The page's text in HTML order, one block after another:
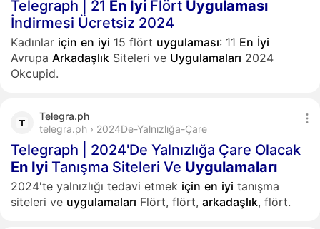
Telegraph | 21 En İyi Flört Uygulaması
İndirmesi Ücretsiz 2024
Kadınlar için en iyi 15 flört uygulaması: 11 En İyi
Avrupa Arkadaşlık Siteleri ve Uygulamaları 2024
Okcupid.
Telegra.ph
telegra.ph › 2024De-Yalnızlığa-Çare
Telegraph | 2024'De Yalnızlığa Çare Olacak
En Iyi Tanışma Siteleri Ve Uygulamaları
2024'te yalnızlığı tedavi etmek için en iyi tanışma
siteleri ve uygulamaları Flört, flört, arkadaşlık, flört.